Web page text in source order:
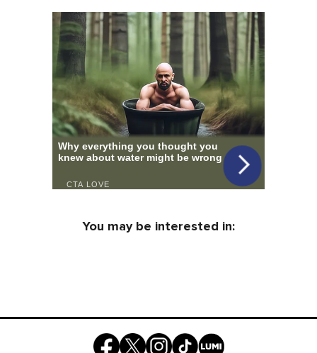
You may be interested in: